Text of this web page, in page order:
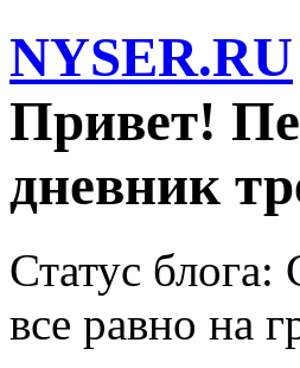
NYSER.RU
Привет!
дневник
Статус
все равно на